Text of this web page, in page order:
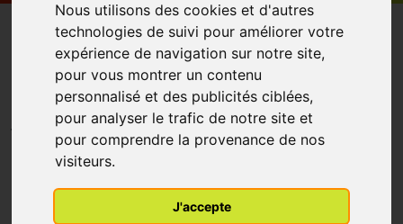
Nous utilisons des cookies et d'autres
technologies de suivi pour améliorer votre
expérience de navigation sur notre site,
pour vous montrer un contenu
personnalisé et des publicités ciblées,
pour analyser le trafic de notre site et
pour comprendre la provenance de nos
visiteurs.
J'accepte
Roc Solution Protect
Moistur.spray Lotion Ip30 Flacon
200ml